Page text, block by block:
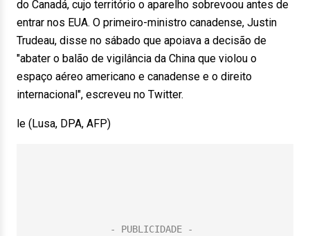
do Canadá, cujo território o aparelho sobrevoou antes de
entrar nos EUA. O primeiro-ministro canadense, Justin
Trudeau, disse no sábado que apoiava a decisão de
"abater o balão de vigilância da China que violou o
espaço aéreo americano e canadense e o direito
internacional", escreveu no Twitter.
le (Lusa, DPA, AFP)